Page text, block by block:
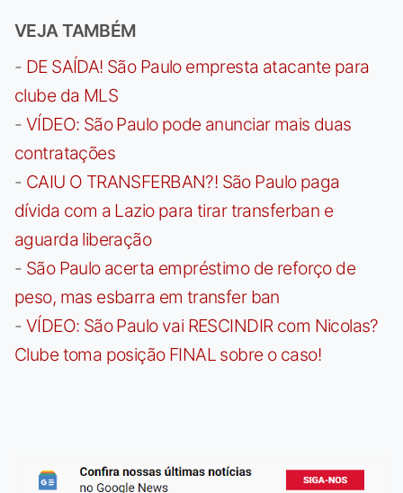
VEJA TAMBÉM
- DE SAÍDA! São Paulo empresta atacante para
clube da MLS
- VÍDEO: São Paulo pode anunciar mais duas
contratações
- CAIU O TRANSFERBAN?! São Paulo paga
dívida com a Lazio para tirar transferban e
aguarda liberação
- São Paulo acerta empréstimo de reforço de
peso, mas esbarra em transfer ban
- VÍDEO: São Paulo vai RESCINDIR com Nicolas?
Clube toma posição FINAL sobre o caso!